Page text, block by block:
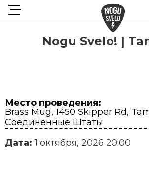
Nogu Svelo! |
Место проведения:
Brass Mug, 1450 Skipper Rd,
Соединенные Штаты
Дата: 1 октября, 2026 20:00